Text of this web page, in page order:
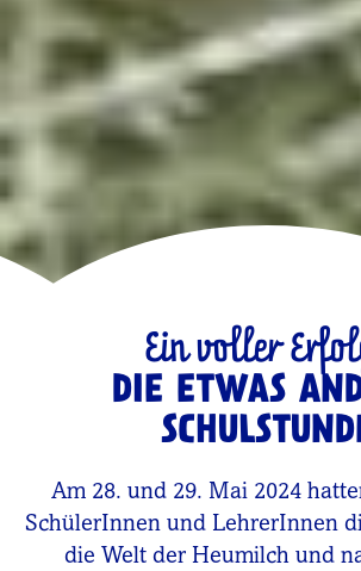
Ein voller
DIE ETWAS
Am 28. und 29. Mai 2024
SchülerInnen und LehrerInnen
die Welt der Heumilch und